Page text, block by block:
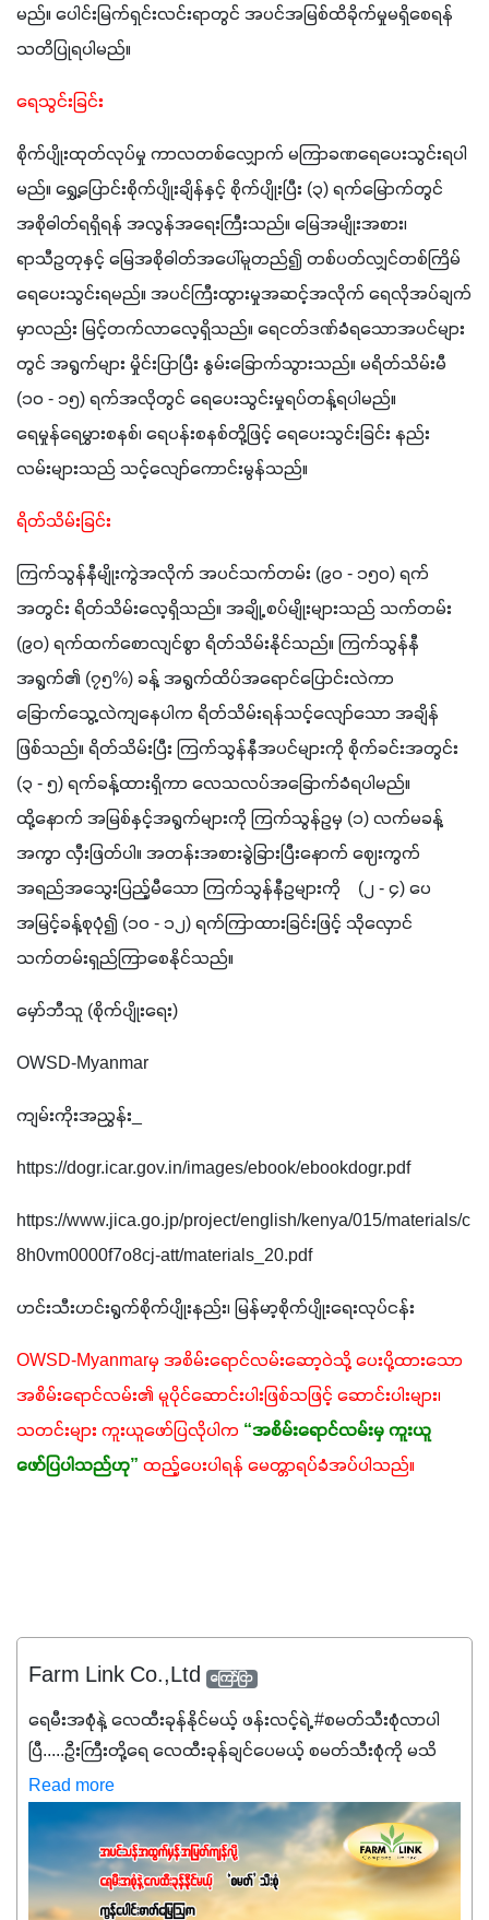
မည်။ ပေါင်းမြက်ရှင်းလင်းရာတွင် အပင်အမြစ်ထိခိုက်မှုမရှိစေရန်
သတိပြုရပါမည်။
ရေသွင်းခြင်း
စိုက်ပျိုးထုတ်လုပ်မှု ကာလတစ်လျှောက် မကြာခဏရေပေးသွင်းရပါ
မည်။ ရွှေ့ပြောင်းစိုက်ပျိုးချိန်နှင့် စိုက်ပျိုးပြီး (၃) ရက်မြောက်တွင်
အစိုဓါတ်ရရှိရန် အလွန်အရေးကြီးသည်။ မြေအမျိုးအစား၊
ရာသီဥတုနှင့် မြေအစိုဓါတ်အပေါ်မူတည်၍ တစ်ပတ်လျှင်တစ်ကြိမ်
ရေပေးသွင်းရမည်။ အပင်ကြီးထွားမှုအဆင့်အလိုက် ရေလိုအပ်ချက်
မှာလည်း မြင့်တက်လာလေ့ရှိသည်။ ရေငတ်ဒဏ်ခံရသောအပင်များ
တွင် အရွက်များ မှိုင်းပြာပြီး နွမ်းခြောက်သွားသည်။ မရိတ်သိမ်းမီ
(၁၀ - ၁၅) ရက်အလိုတွင် ရေပေးသွင်းမှုရပ်တန့်ရပါမည်။
ရေမှုန်ရေမွှားစနစ်၊ ရေပန်းစနစ်တို့ဖြင့် ရေပေးသွင်းခြင်း နည်း
လမ်းများသည် သင့်လျော်ကောင်းမွန်သည်။
ရိတ်သိမ်းခြင်း
ကြက်သွန်နီမျိုးကွဲအလိုက် အပင်သက်တမ်း (၉၀ - ၁၅၀) ရက်
အတွင်း ရိတ်သိမ်းလေ့ရှိသည်။ အချို့ စပ်မျိုးများသည် သက်တမ်း
(၉၀) ရက်ထက်စောလျင်စွာ ရိတ်သိမ်းနိုင်သည်။ ကြက်သွန်နီ
အရွက်၏ (၇၅%) ခန့် အရွက်ထိပ်အရောင်ပြောင်းလဲကာ
ခြောက်သွေ့လဲကျနေပါက ရိတ်သိမ်းရန်သင့်လျော်သော အချိန်
ဖြစ်သည်။ ရိတ်သိမ်းပြီး ကြက်သွန်နီအပင်များကို စိုက်ခင်းအတွင်း
(၃ - ၅) ရက်ခန့်ထားရှိကာ လေသလပ်အခြောက်ခံရပါမည်။
ထို့နောက် အမြစ်နှင့်အရွက်များကို ကြက်သွန်ဥမှ (၁) လက်မခန့်
အကွာ လှီးဖြတ်ပါ။ အတန်းအစားခွဲခြားပြီးနောက် ဈေးကွက်
အရည်အသွေးပြည့်မီသော ကြက်သွန်နီဥများကို    (၂ - ၄) ပေ
အမြင့်ခန့်စုပုံ၍ (၁၀ - ၁၂) ရက်ကြာထားခြင်းဖြင့် သိုလှောင်
သက်တမ်းရှည်ကြာစေနိုင်သည်။
မှော်ဘီသူ (စိုက်ပျိုးရေး)
OWSD-Myanmar
ကျမ်းကိုးအညွှန်း_
https://dogr.icar.gov.in/images/ebook/ebookdogr.pdf
https://www.jica.go.jp/project/english/kenya/015/materials/c
8h0vm0000f7o8cj-att/materials_20.pdf
ဟင်းသီးဟင်းရွက်စိုက်ပျိုးနည်း၊ မြန်မာ့စိုက်ပျိုးရေးလုပ်ငန်း
OWSD-Myanmarမှ အစိမ်းရောင်လမ်းဆော့ဝဲသို့ ပေးပို့ထားသော
အစိမ်းရောင်လမ်း၏ မူပိုင်ဆောင်းပါးဖြစ်သဖြင့် ဆောင်းပါးများ၊
သတင်းများ ကူးယူဖော်ပြလိုပါက “အစိမ်းရောင်လမ်းမှ ကူးယူ
ဖော်ပြပါသည်ဟု” ထည့်ပေးပါရန် မေတ္တာရပ်ခံအပ်ပါသည်။
Farm Link Co.,Ltd ကြော်ငြာ
ရေမီးအစုံနဲ့ လေထီးခုန်နိုင်မယ့် ဖန်းလင့်ရဲ့ #စမတ်သီးစုံလာပါ
ပြီ.....ဦးကြီးတို့ရေ ‌လေထီးခုန်ချင်ပေမယ့် စမတ်သီးစုံကို မသိ
သေးရင်တော့ ဒီစာလေးကို ဆက်ဖတ်‌ပေးပါ #စမတ်သီးစုံဆိုတာ
အပင်တိုင်းအတွက် အဓိကအာဟာရNPK (19:7:8)နဲ့ #ဟူးမစ်
အက်စစ်တို့ အချိုးကျ ပေါင်းစပ်ထားတဲ့ ကွန်ပေါင်း
ဓာတ်မြေဩဇာဖြစ်ပါတယ်။ အဓိကအကျိုးကျေးဇူးတွေအနေနဲ့
ကတော့ နိုက်ထရိုဂျင် 19%ပါဝင်တဲ့အတွက် ကလိုရိုဖီးလ်ဖွဲ့စည်း
Read more